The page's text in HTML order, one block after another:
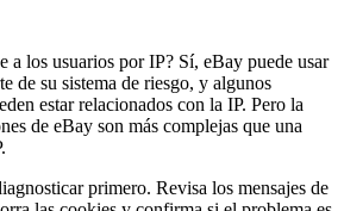
a los usuarios por IP? Sí, eBay puede usar
de su sistema de riesgo, y algunos
estar relacionados con la IP. Pero la
de eBay son más complejas que una
primero. Revisa los mensajes de